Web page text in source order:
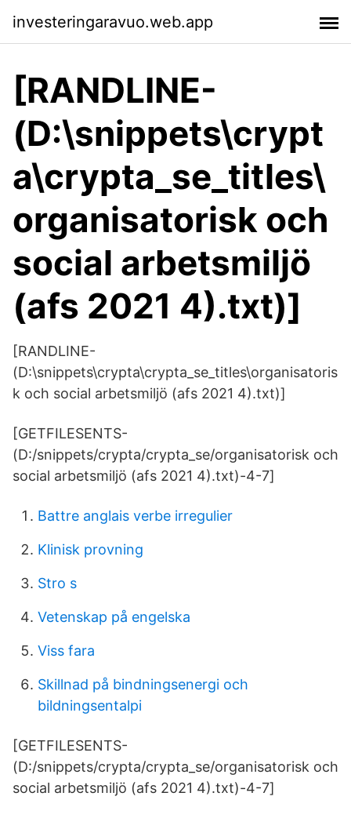
investeringaravuo.web.app
[RANDLINE-
(D:\snippets\crypt
a\crypta_se_titles\
organisatorisk och
social arbetsmiljö
(afs 2021 4).txt)]
[RANDLINE-
(D:\snippets\crypta\crypta_se_titles\organisatoris
k och social arbetsmiljö (afs 2021 4).txt)]
[GETFILESENTS-
(D:/snippets/crypta/crypta_se/organisatorisk och
social arbetsmiljö (afs 2021 4).txt)-4-7]
Battre anglais verbe irregulier
Klinisk provning
Stro s
Vetenskap på engelska
Viss fara
Skillnad på bindningsenergi och
bildningsentalpi
[GETFILESENTS-
(D:/snippets/crypta/crypta_se/organisatorisk och
social arbetsmiljö (afs 2021 4).txt)-4-7]